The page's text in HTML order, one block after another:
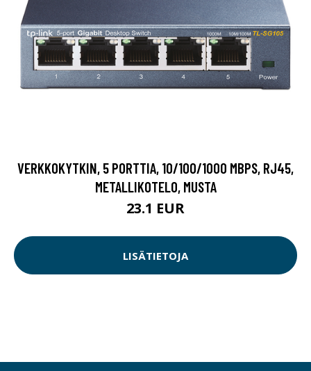
VERKKOKYTKIN, 5 PORTTIA, 10/100/1000 MBPS, RJ45,
METALLIKOTELO, MUSTA
23.1 EUR
LISÄTIETOJA